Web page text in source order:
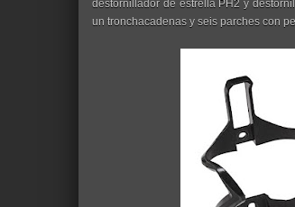
destornillador de estrella PH2 y
un tronchacadenas y seis parches con